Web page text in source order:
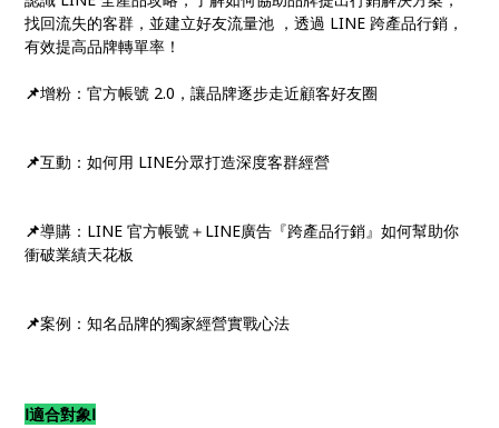
找回流失的客群，並建立好友流量池 ，透過 LINE 跨產品行銷，
有效提高品牌轉單率！
📌增粉：官方帳號 2.0，讓品牌逐步走近顧客好友圈
📌互動：如何用 LINE分眾打造深度客群經營
📌導購：LINE 官方帳號＋LINE廣告『跨產品行銷』如何幫助你
衝破業績天花板
📌案例：知名品牌的獨家經營實戰心法
Ⅰ適合對象Ⅰ